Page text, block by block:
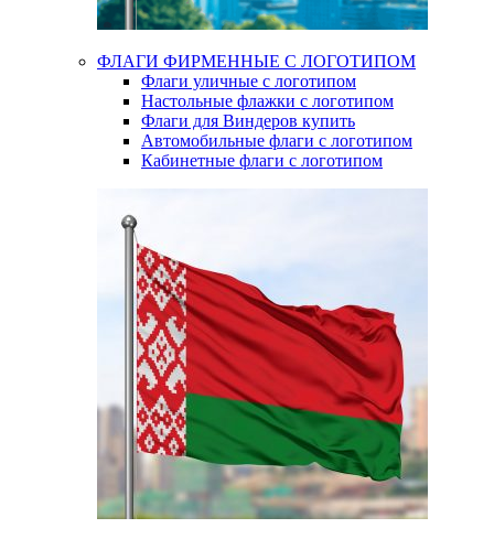
ФЛАГИ ФИРМЕННЫЕ С ЛОГОТИПОМ
Флаги уличные с логотипом
Настольные флажки с логотипом
Флаги для Виндеров купить
Автомобильные флаги с логотипом
Кабинетные флаги с логотипом